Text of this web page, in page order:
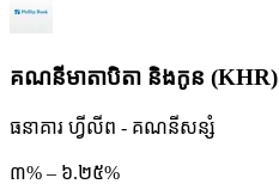
គណនីមាតាបិតា និងកូន (KHR)
ធនាគារ ហ្វីលីព - គណនី​សន្សំ
៣% – ៦.២៥%